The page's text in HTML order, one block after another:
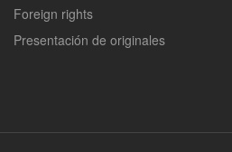
Foreign rights
Presentación de originales